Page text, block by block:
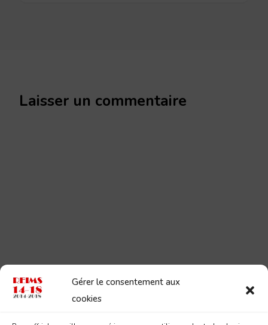
Gérer le consentement aux
cookies
Laisser un commentaire